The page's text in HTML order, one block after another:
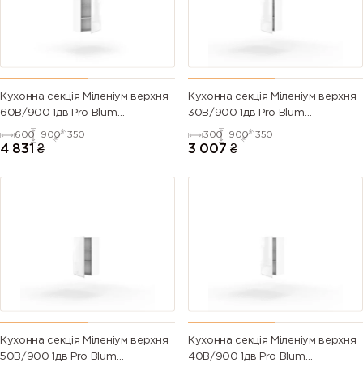
Кухонна секція Міленіум верхня
60В/900 1дв Pro Blum
Права(Білий/Напівмат Білий
9003)
600 900 350
4 831 ₴
Кухонна секція Міленіум верхня
30В/900 1дв Pro Blum
ЛІВА(Білий/Напівмат Білий
9003)
300 900 350
3 007 ₴
Кухонна секція Міленіум верхня
50В/900 1дв Pro Blum
Кухонна секція Міленіум верхня
40В/900 1дв Pro Blum